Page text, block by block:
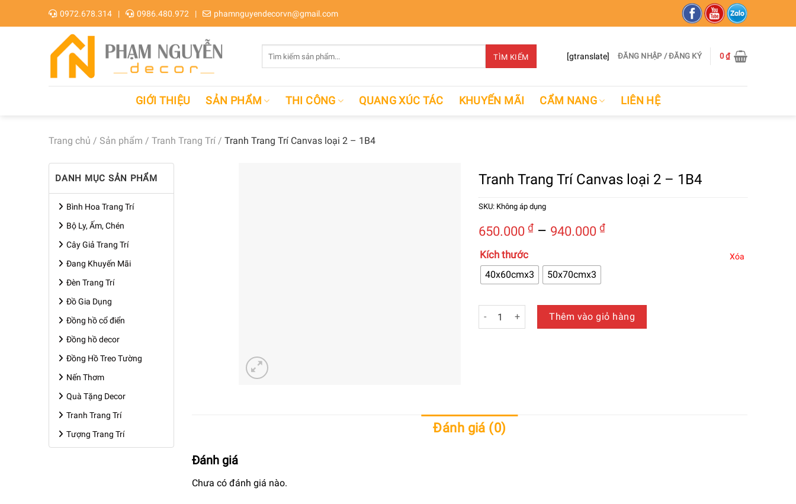
0972.678.314 0986.480.972 phamnguyendecorvn@gmail.com
Tìm
kiếm:
TÌM KIẾM [gtranslate] ĐĂNG NHẬP / ĐĂNG KÝ 0₫
GIỚI THIỆU SẢN PHẨM THI CÔNG QUANG XÚC TÁC KHUYẾN MÃI CẨM NANG LIÊN HỆ
Trang chủ / Sản phẩm / Tranh Trang Trí / Tranh Trang Trí Canvas loại 2 – 1B4
DANH MỤC SẢN PHẨM
Bình Hoa Trang Trí
Bộ Ly, Ấm, Chén
Cây Giả Trang Trí
Đang Khuyến Mãi
Đèn Trang Trí
Đồ Gia Dụng
Đồng hồ cổ điển
Đồng hồ decor
Đồng Hồ Treo Tường
Nến Thơm
Quà Tặng Decor
Tranh Trang Trí
Tượng Trang Trí
Tranh Trang Trí Canvas loại 2 – 1B4
SKU: Không áp dụng
650.000 ₫ – 940.000 ₫Khoảng
940.000 ₫
Kích thước
40x60cmx3 50x70cmx3
Xóa
Tranh Trang Trí Canvas loại 2 - 1B4 số lượng
Thêm vào giỏ hàng
Đánh giá (0)
Đánh giá
Chưa có đánh giá nào.